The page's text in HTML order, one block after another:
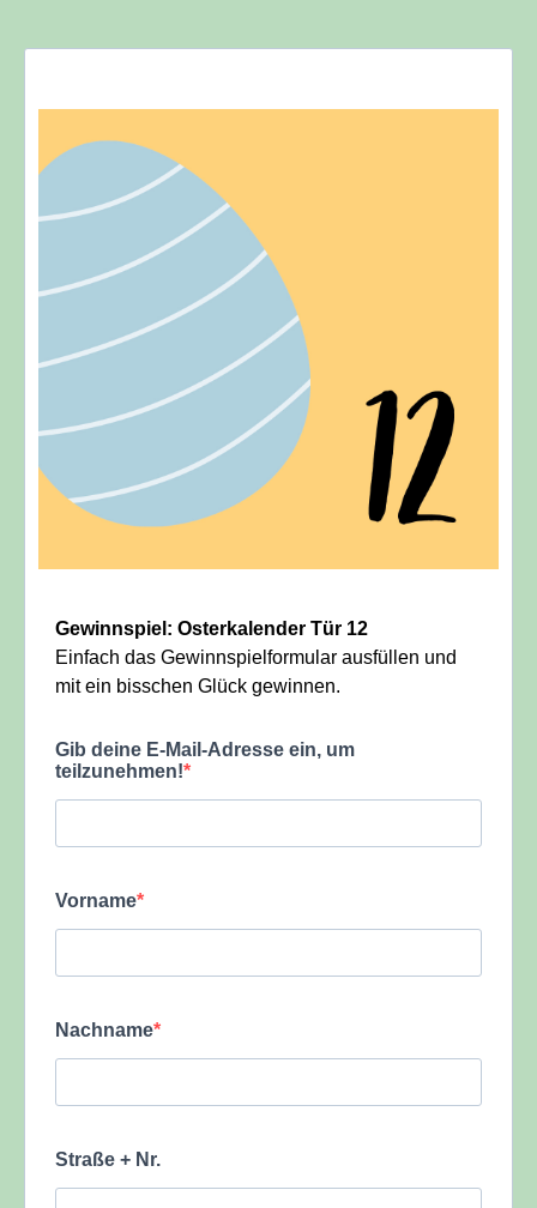
Gewinnspiel: Osterkalender Tür 12
Einfach das Gewinnspielformular ausfüllen und
mit ein bisschen Glück gewinnen.
Gib deine E-Mail-Adresse ein, um
teilzunehmen!
Vorname
Nachname
Straße + Nr.